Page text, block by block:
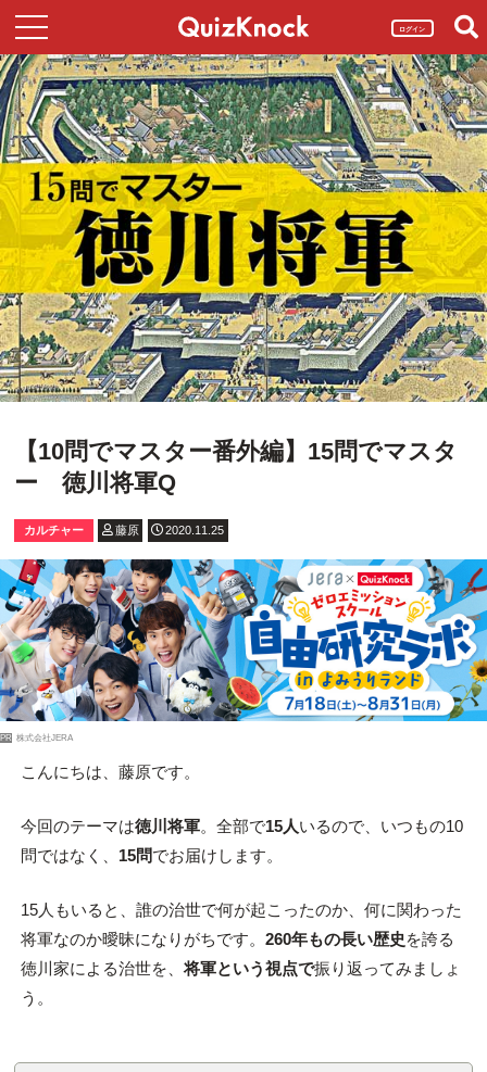
ログイン
【10問でマスター番外編】15問でマスタ
ー 徳川将軍Q
カルチャー 藤原 2020.11.25
PR 株式会社JERA
こんにちは、藤原です。
今回のテーマは徳川将軍。全部で15人いるので、いつもの10
問ではなく、 15問でお届けします。
15人もいると、誰の治世で何が起こったのか、何に関わった
将軍なのか曖昧になりがちです。 260年もの長い歴史を誇る
徳川家による治世を、将軍という視点で振り返ってみましょ
う。